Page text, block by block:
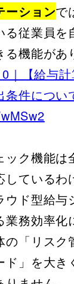
ーションで
従業員を
る機能が
｜【給与
件につい
ック機能は
しているわ
ウド型給与
業務効率化
の「リスク
ド」を大き